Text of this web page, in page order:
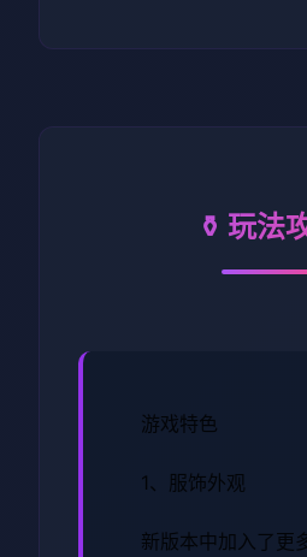
⚱️ 玩法
游戏特色
1、服饰外观
新版本中加入了更